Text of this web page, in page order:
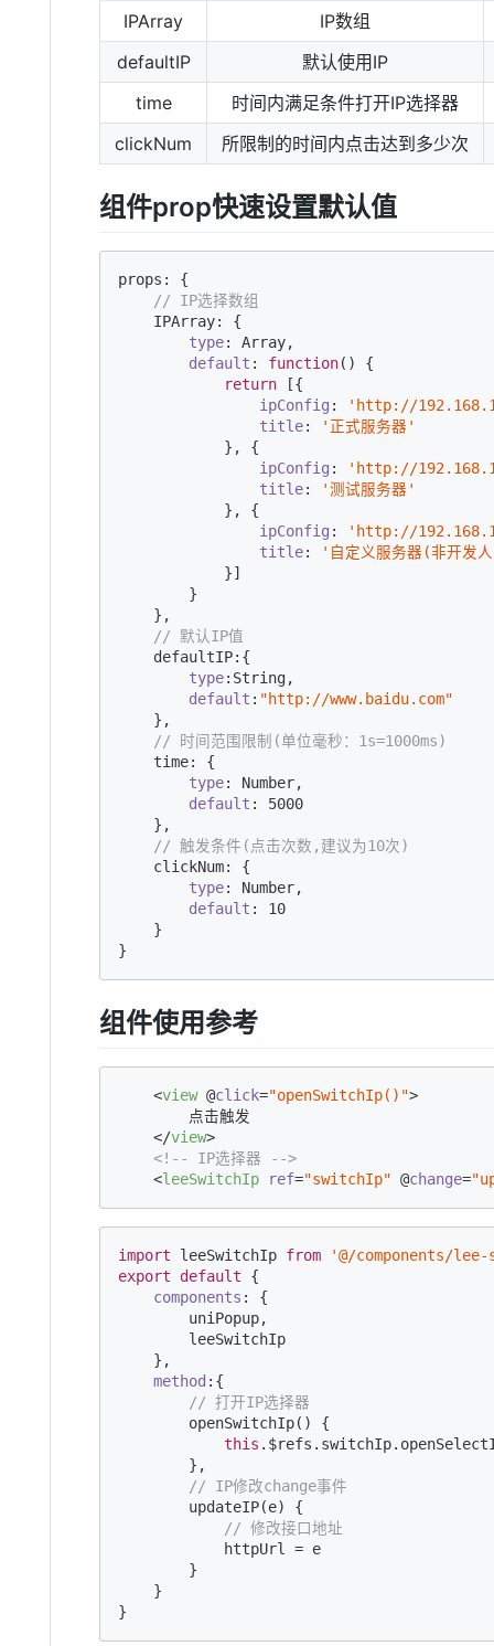
IPArray
IP数组
defaultIP
默认使用IP
time
时间内满足条件打开IP选择器
clickNum
所限制的时间内点击达到多少次
组件prop快速设置默认值
props: {
// IP选择数组
    IPArray: {
type: Array,
default : function( ) {
return [{
ipConfig :
'http://
title:
'正式服务器'
            }, {
ipConfig :
'http://
title:
'测试服务器'
            }, {
ipConfig :
'http://
title:
'自定义服务器(非开发
            }]
        }
    },
// 默认IP值
    defaultIP:{
type: String,
default : "http://www.baidu.com"
    },
// 时间范围限制(单位毫秒：1s=1000ms)
    time: {
type: Number,
default : 5000
    },
// 触发条件(点击次数,建议为10次)
    clickNum: {
type: Number,
default : 10
    }
}
组件使用参考
<view @click="openSwitchIp()">
        点击触发
</view>
<!-- IP选择器 -->
<leeSwitchIp ref="switchIp" @change=
import leeSwitchIp from
'@/components/
export
default {
components : {
        uniPopup,
        leeSwitchIp
    },
method :{
// 打开IP选择器
        openSwitchIp() {
this
        },
// IP修改change事件
        updateIP(e) {
// 修改接口地址
            httpUrl = e
        }
    }
}